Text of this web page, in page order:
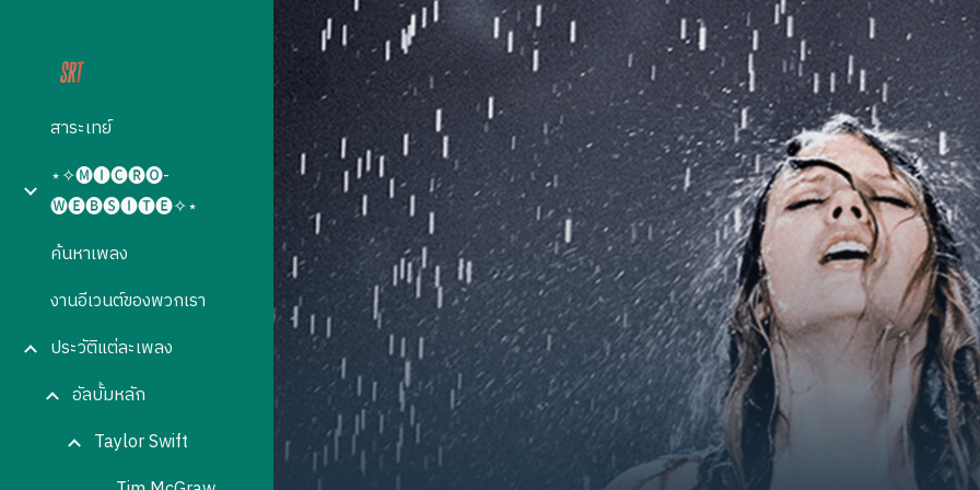
Skip to main content Skip to
สาระเทย์
⋆✧🅜🅘🅒🅡🅞-
🅦🅔🅑🅢🅘🅣🅔✧⋆
ค้นหาเพลง
งานอีเวนต์ของพวกเรา
ประวัติแต่ละเพลง
อัลบั้มหลัก
Taylor Swift